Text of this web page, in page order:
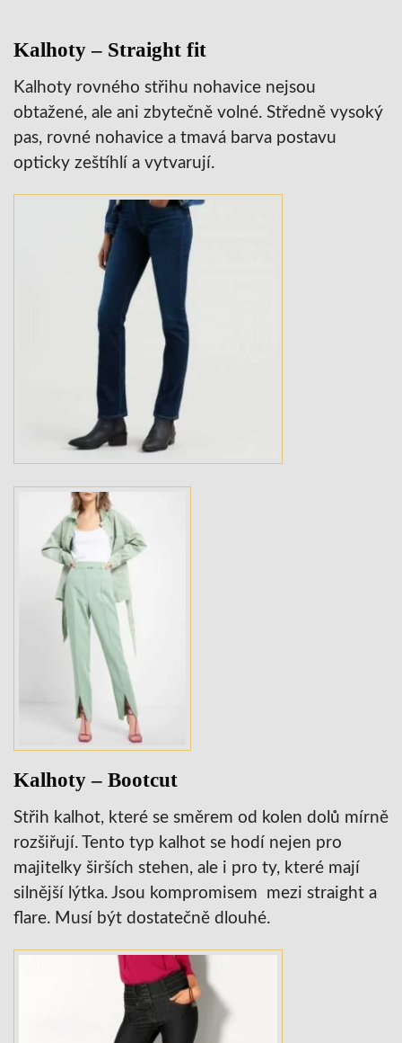
Kalhoty – Straight fit
Kalhoty rovného střihu nohavice nejsou
obtažené, ale ani zbytečně volné. Středně vysoký
pas, rovné nohavice a tmavá barva postavu
opticky zeštíhlí a vytvarují.
Kalhoty – Bootcut
Střih kalhot, které se směrem od kolen dolů mírně
rozšiřují. Tento typ kalhot se hodí nejen pro
majitelky širších stehen, ale i pro ty, které mají
silnější lýtka. Jsou kompromisem mezi straight a
flare. Musí být dostatečně dlouhé.